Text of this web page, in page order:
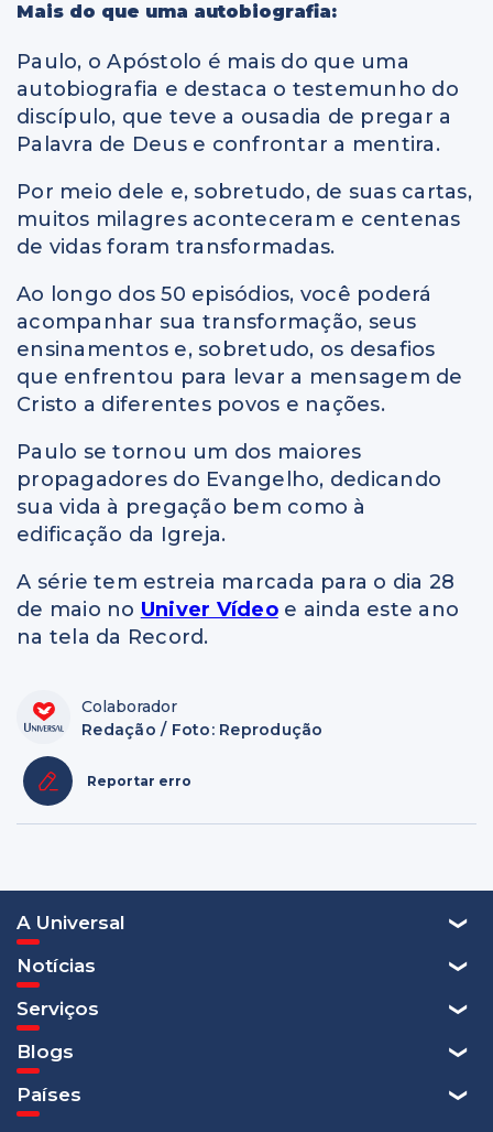
Mais do que uma autobiografia:
Paulo, o Apóstolo é mais do que uma
autobiografia e destaca o testemunho do
discípulo, que teve a ousadia de pregar a
Palavra de Deus e confrontar a mentira.
Por meio dele e, sobretudo, de suas cartas,
muitos milagres aconteceram e centenas
de vidas foram transformadas.
Ao longo dos 50 episódios, você poderá
acompanhar sua transformação, seus
ensinamentos e, sobretudo, os desafios
que enfrentou para levar a mensagem de
Cristo a diferentes povos e nações.
Paulo se tornou um dos maiores
propagadores do Evangelho, dedicando
sua vida à pregação bem como à
edificação da Igreja.
A série tem estreia marcada para o dia 28
de maio no Univer Vídeoe ainda este ano
na tela da Record.
Colaborador
Redação / Foto: Reprodução
Reportar erro
A Universal
Notícias
Serviços
Blogs
Países